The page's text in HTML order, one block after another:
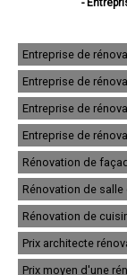
-
-
-
- Entreprise
- Entreprise
- Entreprise
- Entreprise
- Entreprise
- Entreprise
- Entreprise
- Entreprise de
-
- Entreprise
- Entreprise de
Entreprise de
Entreprise de
Entreprise de
Entreprise de
Rénovation de
Rénovation de salle
Rénovation de
Prix architecte
Prix moyen d'une